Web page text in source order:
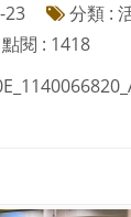
23
分類 :
點閱 : 1418